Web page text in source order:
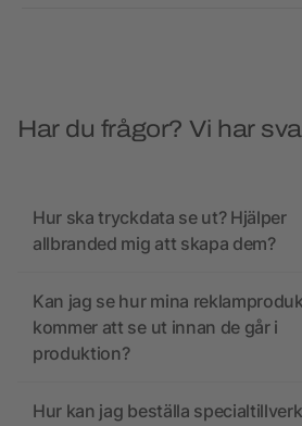
Har du frågor? Vi har
Hur ska tryckdata se ut? Hjälper
allbranded mig att skapa dem?
Kan jag se hur mina
kommer att se ut innan de går i
produktion?
Hur kan jag beställa